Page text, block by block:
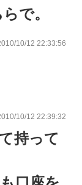
で。
10/12 22:33:56
10/12 22:39:32
持って